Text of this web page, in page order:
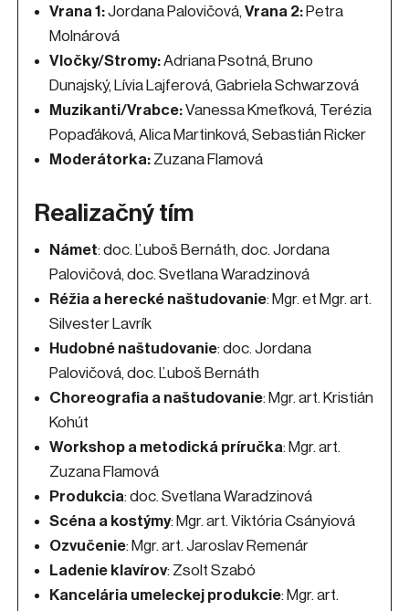
Vrana 1:Jordana Palovičová,Vrana 2: Petra
Molnárová
Vločky/Stromy:Adriana Psotná, Bruno
Dunajský, Lívia Lajferová, Gabriela Schwarzová
Muzikanti/Vrabce:Vanessa Kmeťková, Terézia
Popaďáková, Alica Martinková, Sebastián Ricker
Moderátorka: Zuzana Flamová
Realizačný tím
Námet: doc. Ľuboš Bernáth, doc. Jordana
Palovičová, doc. Svetlana Waradzinová
Réžia a herecké naštudovanie: Mgr. et Mgr. art.
Silvester Lavrík
Hudobné naštudovanie: doc. Jordana
Palovičová, doc. Ľuboš Bernáth
Choreografia a naštudovanie: Mgr. art. Kristián
Kohút
Workshop a metodická príručka: Mgr. art.
Zuzana Flamová
Produkcia: doc. Svetlana Waradzinová
Scéna a kostýmy: Mgr. art. Viktória Csányiová
Ozvučenie: Mgr. art. Jaroslav Remenár
Ladenie klavírov: Zsolt Szabó
Kancelária umeleckej produkcie: Mgr. art.